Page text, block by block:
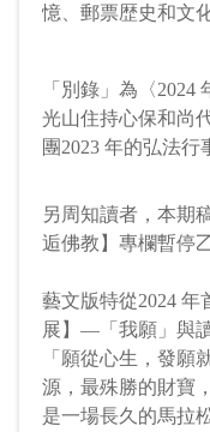
憶、郵票歴史和文
「別錄」為〈
光山住持心保和尚
團2023 年的弘法行
另周知讀者，本期
逅佛教】專欄暫停
藝文版特從2024 年
展】—「我願」與
「願從心生，發願
源，最殊勝的財寶
是一場長久的馬拉
李利安 西
真如佛性—星雲
利」
人間佛教的來龍
段玉明
四